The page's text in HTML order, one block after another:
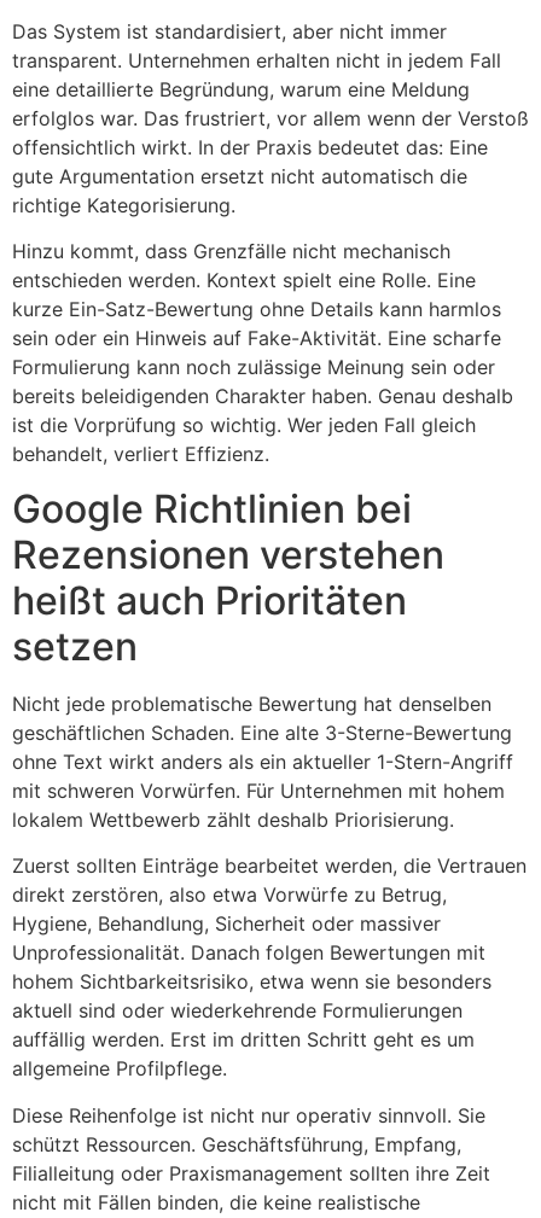
Das System ist standardisiert, aber nicht immer
transparent. Unternehmen erhalten nicht in jedem Fall
eine detaillierte Begründung, warum eine Meldung
erfolglos war. Das frustriert, vor allem wenn der Verstoß
offensichtlich wirkt. In der Praxis bedeutet das: Eine
gute Argumentation ersetzt nicht automatisch die
richtige Kategorisierung.
Hinzu kommt, dass Grenzfälle nicht mechanisch
entschieden werden. Kontext spielt eine Rolle. Eine
kurze Ein-Satz-Bewertung ohne Details kann harmlos
sein oder ein Hinweis auf Fake-Aktivität. Eine scharfe
Formulierung kann noch zulässige Meinung sein oder
bereits beleidigenden Charakter haben. Genau deshalb
ist die Vorprüfung so wichtig. Wer jeden Fall gleich
behandelt, verliert Effizienz.
Google Richtlinien bei
Rezensionen verstehen
heißt auch Prioritäten
setzen
Nicht jede problematische Bewertung hat denselben
geschäftlichen Schaden. Eine alte 3-Sterne-Bewertung
ohne Text wirkt anders als ein aktueller 1-Stern-Angriff
mit schweren Vorwürfen. Für Unternehmen mit hohem
lokalem Wettbewerb zählt deshalb Priorisierung.
Zuerst sollten Einträge bearbeitet werden, die Vertrauen
direkt zerstören, also etwa Vorwürfe zu Betrug,
Hygiene, Behandlung, Sicherheit oder massiver
Unprofessionalität. Danach folgen Bewertungen mit
hohem Sichtbarkeitsrisiko, etwa wenn sie besonders
aktuell sind oder wiederkehrende Formulierungen
auffällig werden. Erst im dritten Schritt geht es um
allgemeine Profilpflege.
Diese Reihenfolge ist nicht nur operativ sinnvoll. Sie
schützt Ressourcen. Geschäftsführung, Empfang,
Filialleitung oder Praxismanagement sollten ihre Zeit
nicht mit Fällen binden, die keine realistische